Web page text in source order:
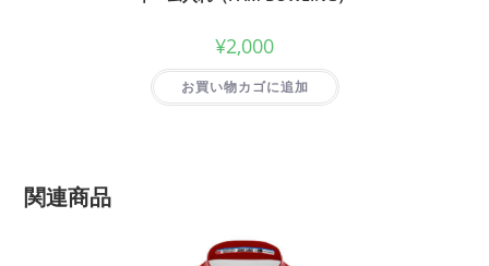
¥2,000
お買い物カゴに追加
関連商品